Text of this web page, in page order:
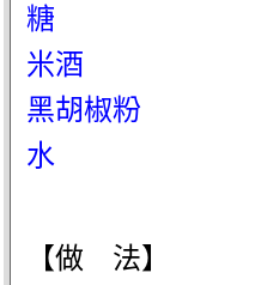
糖
米酒
黑胡椒粉
水
【做 法】